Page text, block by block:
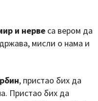
и нерве са вером да
мисли о нама и
, пристао бих да
Пристао бих да